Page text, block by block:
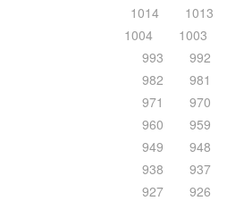
1014
1013
1004
1003
993
992
982
981
971
970
960
959
949
948
938
937
927
926